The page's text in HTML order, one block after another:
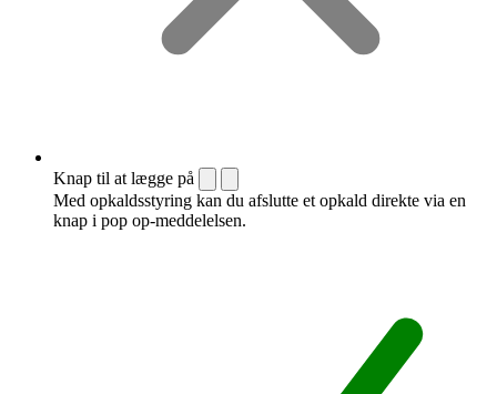
Knap til at lægge på
Med opkaldsstyring kan du afslutte et opkald direkte via en
knap i pop op-meddelelsen.